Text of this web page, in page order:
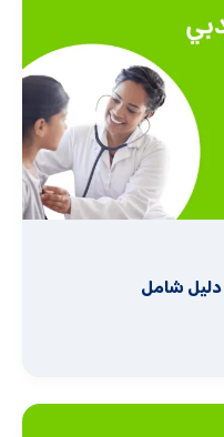
شامل